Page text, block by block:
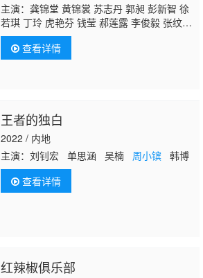
主演：龚锦堂 黄锦裳 苏志丹 郭昶 彭新智 徐
若琪 丁玲 虎艳芬 钱莹 郝莲露 李俊毅 张纹
博 何文茵 王辰 谢恩 毛琳 林星云 卢海潮 卢秋
萍 马小倩 陈坚雄 黄俊英 舒力生 吴苏妹 张和
平 邝祖乐 刘涛周小镔
查看详情
王者的独白
2022 / 内地
主演：刘钊宏 单思涵 吴楠 周小镔韩博
查看详情
红辣椒俱乐部